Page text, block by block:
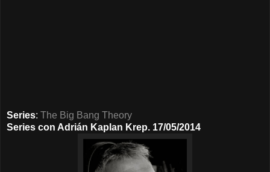
Series: The Big Bang Theory
Series con Adrián Kaplan Krep. 17/05/2014